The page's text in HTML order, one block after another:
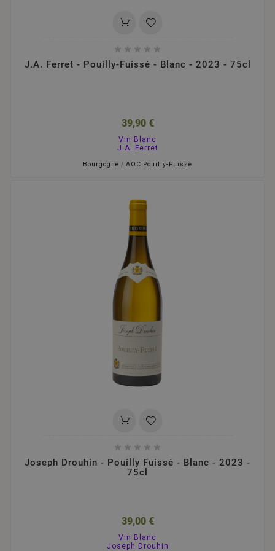
    
J.A. Ferret - Pouilly-Fuissé - Blanc - 2023 - 75cl
39,90 €
Vin Blanc
J.A. Ferret
Bourgogne / AOC Pouilly-Fuissé
    
Joseph Drouhin - Pouilly Fuissé - Blanc - 2023 -
75cl
39,00 €
Vin Blanc
Joseph Drouhin